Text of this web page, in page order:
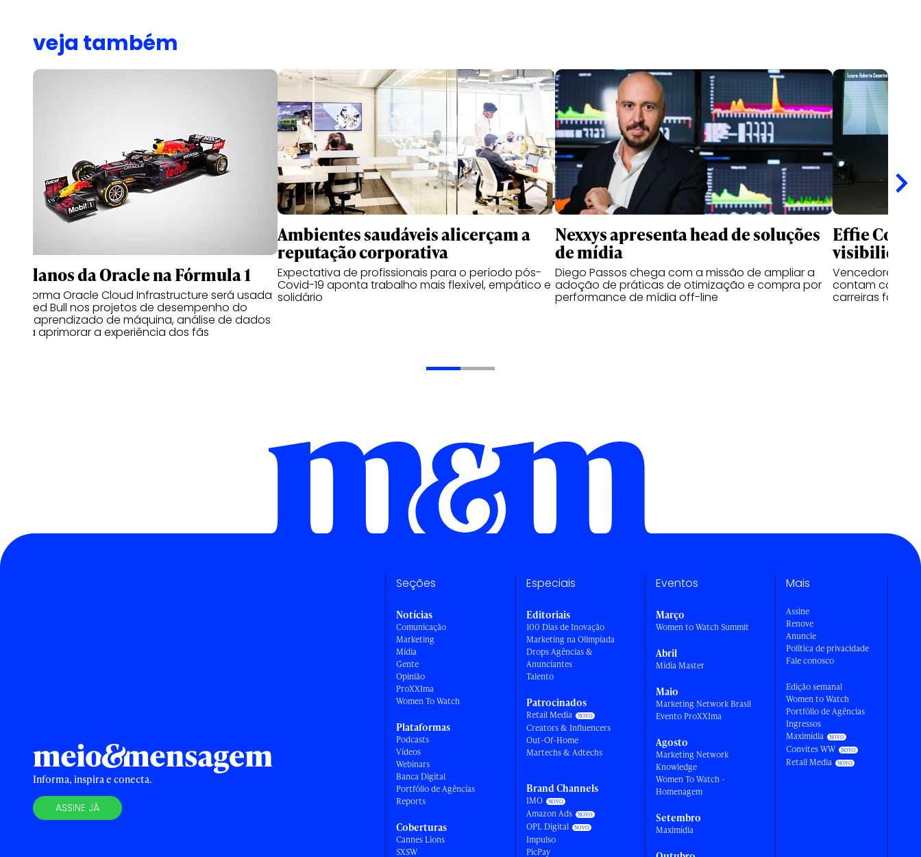
veja também
Os planos da Oracle na Fórmula 1
Plataforma Oracle Cloud Infrastructure será usada
pela Red Bull nos projetos de desempenho do
carro, aprendizado de máquina, análise de dados
e para aprimorar a experiência dos fãs
Ambientes saudáveis alicerçam a
reputação corporativa
Expectativa de profissionais para o período pós-
Covid-19 aponta trabalho mais flexível, empático e
solidário
Nexxys apresenta head de soluções
de mídia
Diego Passos chega com a missão de ampliar a
adoção de práticas de otimização e compra por
performance de mídia off-line
Effie
Vencedores
contam como
carreiras fora
Informa, inspira e conecta.
ASSINE JÁ
Seções
Notícias
Comunicação
Marketing
Mídia
Gente
Opinião
ProXXIma
Women To Watch
Plataformas
Podcasts
Vídeos
Webinars
Banca Digital
Portfólio de Agências
Reports
Coberturas
Cannes Lions
SXSW
Especiais
Editoriais
100 Dias de Inovação
Marketing na Olimpíada
Drops Agências &
Anunciantes
Talento
Patrocinados
Retail Media
Creators & Influencers
Out-Of-Home
Martechs & Adtechs
Brand Channels
IMO
Amazon Ads
OPL Digital
Impulso
PicPay
Eventos
Março
Women to Watch Summit
Abril
Mídia Master
Maio
Marketing Network Brasil
Evento ProXXIma
Agosto
Marketing Network
Knowledge
Women To Watch -
Homenagem
Setembro
Maximídia
Mais
Assine
Renove
Anuncie
Política de privacidade
Fale conosco
Edição semanal
Women to Watch
Portfólio de Agências
Ingressos
Maximídia
Convites WW
Retail Media